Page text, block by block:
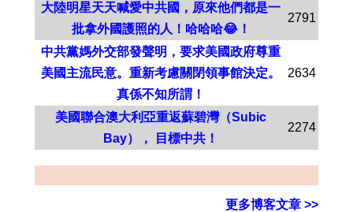
大陸明星天天喊愛中共國，原來他們都是一
批拿外國護照的人！哈哈哈😂！
2791
中共黨媽外交部發聲明，要求美國政府尊重
美國主流民意。重新考慮關閉領事館決定。
真係不知所謂！
2634
美國聯合澳大利亞重返蘇碧灣（Subic
Bay）， 目標中共！
2274
更多博客文章 >>